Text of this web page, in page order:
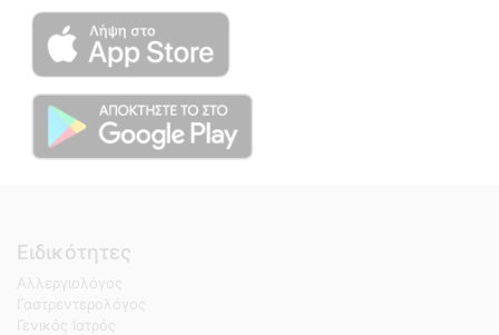
Ειδικότητες
Αλλεργιολόγος
Γαστρεντερολόγος
Γενικός Ιατρός